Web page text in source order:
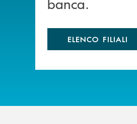
ELENCO FILIALI